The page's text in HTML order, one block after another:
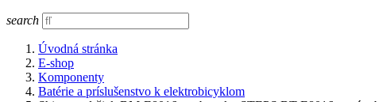
search
Úvodná stránka
E-shop
Komponenty
Batérie a príslušenstvo k elektrobicyklom